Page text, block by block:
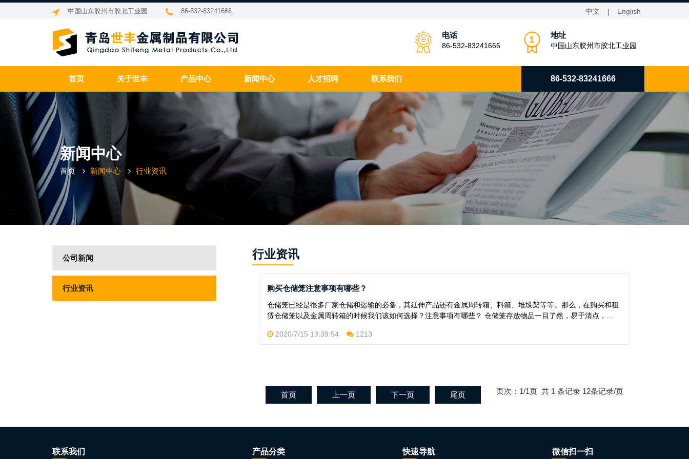
中国山东胶州市胶北工业园 86-532-83241666 中文 | English
电话
86-532-83241666
地址
中国山东胶州市胶北工业园
首页 关于世丰 产品中心 新闻中心 人才招聘 联系我们 86-532-83241666
新闻中心
首页 新闻中心 行业资讯
公司新闻
行业资讯
行业资讯
购买仓储笼注意事项有哪些？
仓储笼已经是很多厂家仓储和运输的必备，其延伸产品还有金属周转箱、料箱、堆垛架等等。那么，在购买和租
赁仓储笼以及金属周转箱的时候我们该如何选择？注意事项有哪些？ 仓储笼存放物品一目了然，易于清点，...
2020/7/15 13:39:54 1213
首页 上一页 下一页 尾页 页次：1/1页 共 1 条记录 12条记录/页
联系我们 产品分类 快速导航 微信扫一扫